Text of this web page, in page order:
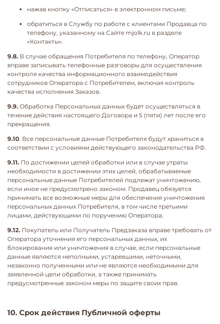
нажав кнопку «Отписаться» в электронном письме;
обратиться в Службу по работе с клиентами Продавца по
телефону, указанному на Сайте mjolk.ru в разделе
«Контакты».
9.8. В случае обращения Потребителя по телефону, Оператор
вправе записывать телефонные разговоры для осуществления
контроля качества информационного взаимодействия
сотрудников Оператора с Потребителем, включая контроль
качества исполнения Заказов.
9.9. Обработка Персональных данных будет осуществляться в
течение действия настоящего Договора и 5 (пяти) лет после его
прекращения.
9.10. Все персональные данные Потребителя будут храниться в
соответствии с условиями действующего законодательства РФ.
9.11. По достижении целей обработки или в случае утраты
необходимости в достижении этих целей, обрабатываемые
персональные данные Потребителей подлежат уничтожению,
если иное не предусмотрено законом. Продавец обязуется
принимать все возможные меры для обеспечения уничтожения
персональных данных Потребителя, в том числе третьими
лицами, действующими по поручению Оператора.
9.12. Покупатель или Получатель Предзаказа вправе требовать от
Оператора уточнения его персональных данных, их
блокирования или уничтожения в случае, если персональные
данные являются неполными, устаревшими, неточными,
незаконно полученными или не являются необходимыми для
заявленной цели обработки, а также принимать
предусмотренные законом меры по защите своих прав.
10. Срок действия Публичной оферты